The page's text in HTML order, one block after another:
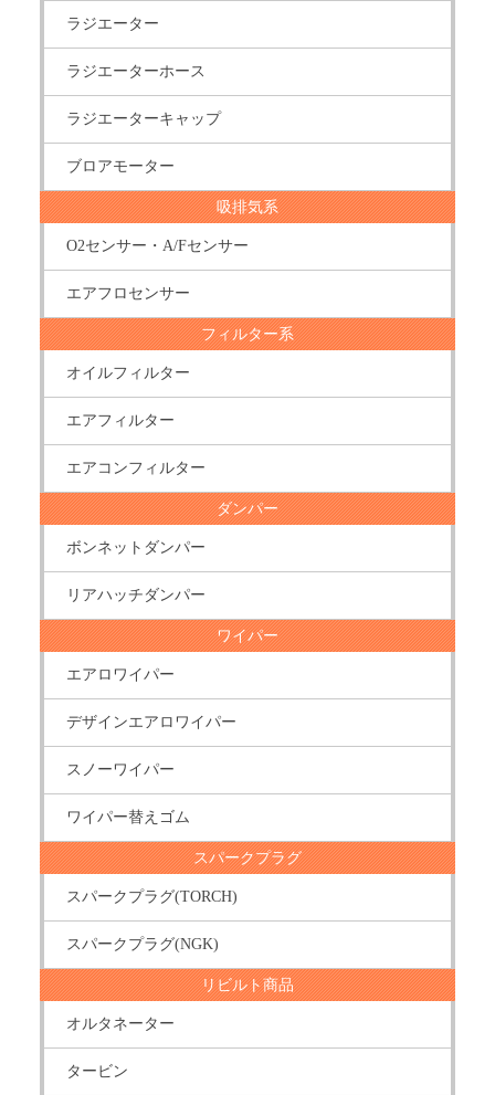
ラジエーター
ラジエーターホース
ラジエーターキャップ
ブロアモーター
吸排気系
O2センサー・A/Fセンサー
エアフロセンサー
フィルター系
オイルフィルター
エアフィルター
エアコンフィルター
ダンパー
ボンネットダンパー
リアハッチダンパー
ワイパー
エアロワイパー
デザインエアロワイパー
スノーワイパー
ワイパー替えゴム
スパークプラグ
スパークプラグ(TORCH)
スパークプラグ(NGK)
リビルト商品
オルタネーター
タービン